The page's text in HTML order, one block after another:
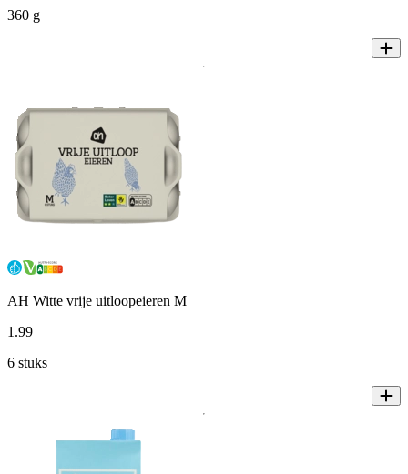
360 g
AH Witte vrije uitloopeieren M
1 .99
6 stuks